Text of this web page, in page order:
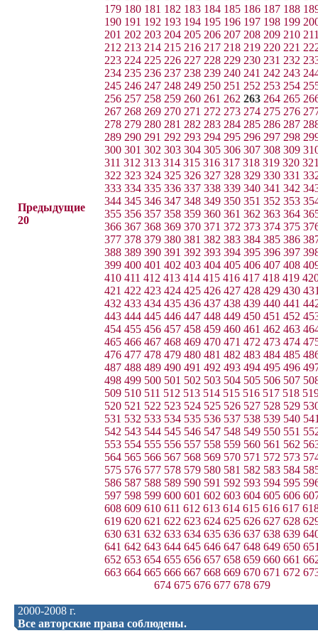
Предыдущие
20
179 180 181 182 183 184 185 186 187 188
190 191 192 193 194 195 196 197 198 199
201 202 203 204 205 206 207 208 209 210
212 213 214 215 216 217 218 219 220 221
223 224 225 226 227 228 229 230 231 232
234 235 236 237 238 239 240 241 242 243
245 246 247 248 249 250 251 252 253 254
256 257 258 259 260 261 262 263 264 265
267 268 269 270 271 272 273 274 275 276
278 279 280 281 282 283 284 285 286 287
289 290 291 292 293 294 295 296 297 298
300 301 302 303 304 305 306 307 308 309
311 312 313 314 315 316 317 318 319 320
322 323 324 325 326 327 328 329 330 331
333 334 335 336 337 338 339 340 341 342
344 345 346 347 348 349 350 351 352 353
355 356 357 358 359 360 361 362 363 364
366 367 368 369 370 371 372 373 374 375
377 378 379 380 381 382 383 384 385 386
388 389 390 391 392 393 394 395 396 397
399 400 401 402 403 404 405 406 407 408
410 411 412 413 414 415 416 417 418 419
421 422 423 424 425 426 427 428 429 430
432 433 434 435 436 437 438 439 440 441
443 444 445 446 447 448 449 450 451 452
454 455 456 457 458 459 460 461 462 463
465 466 467 468 469 470 471 472 473 474
476 477 478 479 480 481 482 483 484 485
487 488 489 490 491 492 493 494 495 496
498 499 500 501 502 503 504 505 506 507
509 510 511 512 513 514 515 516 517 518
520 521 522 523 524 525 526 527 528 529
531 532 533 534 535 536 537 538 539 540
542 543 544 545 546 547 548 549 550 551
553 554 555 556 557 558 559 560 561 562
564 565 566 567 568 569 570 571 572 573
575 576 577 578 579 580 581 582 583 584
586 587 588 589 590 591 592 593 594 595
597 598 599 600 601 602 603 604 605 606
608 609 610 611 612 613 614 615 616 617
619 620 621 622 623 624 625 626 627 628
630 631 632 633 634 635 636 637 638 639
641 642 643 644 645 646 647 648 649 650
652 653 654 655 656 657 658 659 660 661
663 664 665 666 667 668 669 670 671 672
674 675 676 677 678 679
2000-2008 г.
Все авторские права соблюдены.